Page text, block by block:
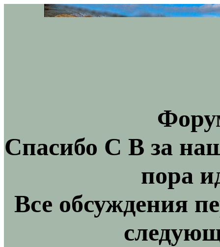
Спасибо С В за
пора
Все обсуждения